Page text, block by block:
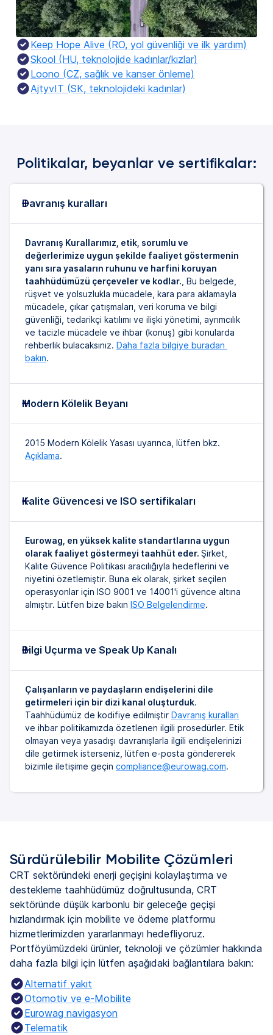
Keep Hope Alive (RO, yol güvenliği ve ilk yardım)
Skool (HU, teknolojide kadınlar/kızlar)
Loono (CZ, sağlık ve kanser önleme)
AjtyvIT (SK, teknolojideki kadınlar)
Politikalar, beyanlar ve sertifikalar:
Davranış kuralları
Davranış Kurallarımız, etik, sorumlu ve
değerlerimize uygun şekilde faaliyet göstermenin
yanı sıra yasaların ruhunu ve harfini koruyan
taahhüdümüzü çerçeveler ve kodlar. , Bu belgede,
rüşvet ve yolsuzlukla mücadele, kara para aklamayla
mücadele, çıkar çatışmaları, veri koruma ve bilgi
güvenliği, tedarikçi katılımı ve ilişki yönetimi, ayrımcılık
ve tacizle mücadele ve ihbar (konuş) gibi konularda
rehberlik bulacaksınız. Daha fazla bilgiye buradan
bakın.
Modern Kölelik Beyanı
2015 Modern Kölelik Yasası uyarınca, lütfen bkz.
Açıklama.
Kalite Güvencesi ve ISO sertifikaları
Eurowag, en yüksek kalite standartlarına uygun
olarak faaliyet göstermeyi taahhüt eder. Şirket,
Kalite Güvence Politikası aracılığıyla hedeflerini ve
niyetini özetlemiştir. Buna ek olarak, şirket seçilen
operasyonlar için ISO 9001 ve 14001'i güvence altına
almıştır. Lütfen bize bakın ISO Belgelendirme.
Bilgi Uçurma ve Speak Up Kanalı
Çalışanların ve paydaşların endişelerini dile
getirmeleri için bir dizi kanal oluşturduk.
Taahhüdümüz de kodifiye edilmiştir Davranış kuralları
ve ihbar politikamızda özetlenen ilgili prosedürler. Etik
olmayan veya yasadışı davranışlarla ilgili endişelerinizi
dile getirmek isterseniz, lütfen e-posta göndererek
bizimle iletişime geçin compliance@eurowag.com.
Sürdürülebilir Mobilite Çözümleri
CRT sektöründeki enerji geçişini kolaylaştırma ve
destekleme taahhüdümüz doğrultusunda, CRT
sektöründe düşük karbonlu bir geleceğe geçişi
hızlandırmak için mobilite ve ödeme platformu
hizmetlerimizden yararlanmayı hedefliyoruz.
Portföyümüzdeki ürünler, teknoloji ve çözümler hakkında
daha fazla bilgi için lütfen aşağıdaki bağlantılara bakın:
Alternatif yakıt
Otomotiv ve e-Mobilite
Eurowag navigasyon
Telematik